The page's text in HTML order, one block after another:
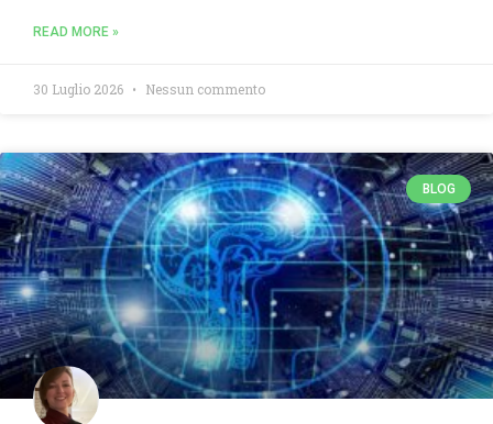
READ MORE »
30 Luglio 2026 Nessun commento
BLOG